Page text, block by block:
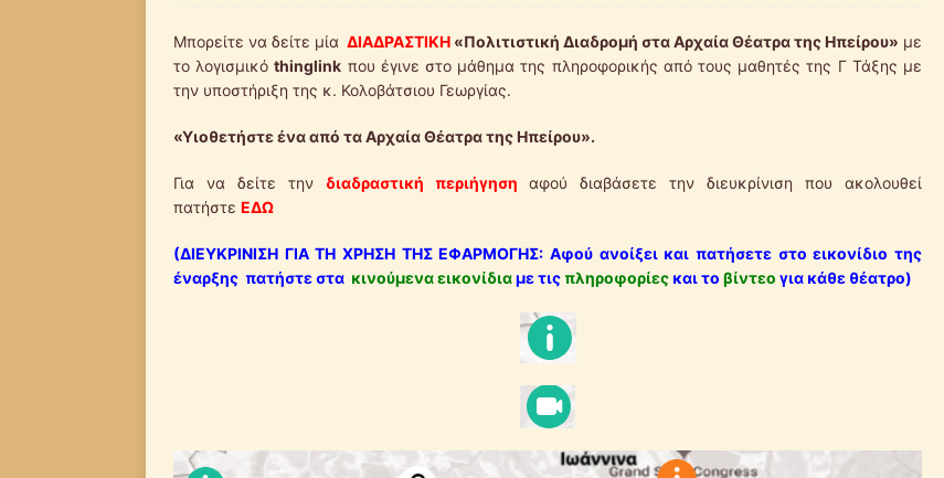
Μπορείτε να δείτε μία ΔΙΑΔΡΑΣΤΙΚΗ «Πολιτιστική Διαδρομή στα Αρχαία Θέατρα της Ηπείρου» με
το λογισμικόthinglink που έγινε στο μάθημα της πληροφορικής από τους μαθητές της Γ Τάξης με
την υποστήριξη της κ. Κολοβάτσιου Γεωργίας.
«Υιοθετήστε ένα από τα Αρχαία Θέατρα της Ηπείρου».
Για να δείτε την διαδραστική περιήγηση
αφού διαβάσετε την διευκρίνιση που ακολουθεί
πατήστε ΕΔΩ
(ΔΙΕΥΚΡΙΝΙΣΗ ΓΙΑ ΤΗ ΧΡΗΣΗ ΤΗΣ ΕΦΑΡΜΟΓΗΣ: Αφού ανοίξει και πατήσετε στο εικονίδιο της
έναρξης πατήστε στα κινούμενα εικονίδιαμε τιςπληροφορίες και το βίντεο για κάθε θέατρο)